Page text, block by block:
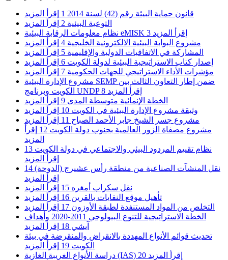
قانون حماية البيئة رقم (42) لسنة 2014 1 إقرأ المزيد
التوعية البيئية 2 إقرأ المزيد
نظام معلومات الرقابة البيئية eMISK 3 إقرأ المزيد
مشروع البوابة البيئية الالكترونية الخليجية 4 إقرأ المزيد
المشاركة في الاتفاقيات الدولية والإقليمية 5 إقرأ المزيد
إصدار كتاب الاستراتيجية البيئية لدولة الكويت 6 إقرأ المزيد
مؤشرات الأداء الاستراتيجي للجهات الحكومية 7 إقرأ المزيد
مشروع الإدارة البيئية SEMP ضمن إطار التعاون الثالث بين
الكويت وبرنامج UNDP8 إقرأ المزيد
الخطة الإنمائية متوسطة المدى 9 إقرأ المزيد
وثيقة مشروع الإدارة البيئية في الكويت 10 إقرأ المزيد
مشروع جسر الشيخ جابر الأحمد الصباح 11 إقرأ المزيد
مشروع مصفاة الزور العالمية بجنوب دولة الكويت 12 إقرأ
المزيد
نظام تقييم المردود البيئي والاجتماعي في دولة الكويت 13
إقرأ المزيد
نقل المنشآت الصناعية من منطقة رأس عشيرج (الدوحة) 14
إقرأ المزيد
نقل سكراب أمغره 15 إقرأ المزيد
تأهيل موقع النفايات بالقرين 16 إقرأ المزيد
التخلص من المواد المستنفدة لطبقة الأوزون 17 إقرأ المزيد
الخطة الاستراتيجية للتنوع البيولوجي 2011-2020 وأهداف
آيشي 18 إقرأ المزيد
تحديث قوائم الأنواع المهددة بالانقراض والمنقرضة في بيئة
الكويت 19 إقرأ المزيد
دراسة الأنواع الغريبة الغازية (IAS) 20 إقرأ المزيد